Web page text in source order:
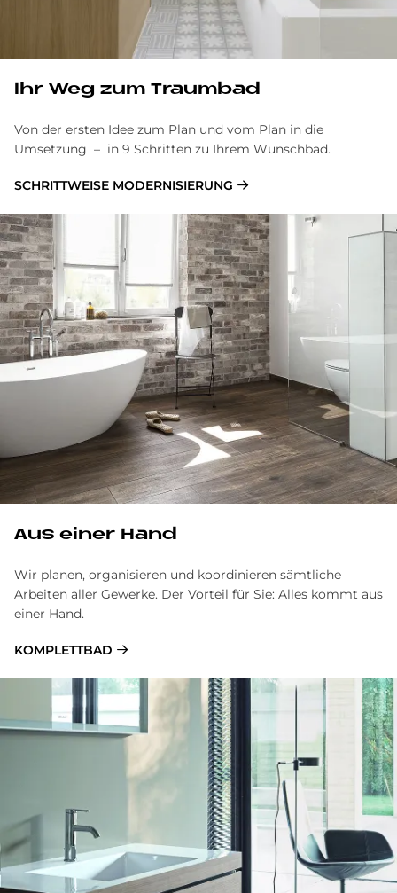
Ihr Weg zum Traum­bad
Von der ersten Idee zum Plan und vom Plan in die
Umsetzung – in 9 Schritten zu Ihrem Wunschbad.
SCHRITTWEISE MODERNISIERUNG
Aus ei­ner Hand
Wir planen, organisieren und koordinieren sämtliche
Arbeiten aller Gewerke. Der Vorteil für Sie: Alles kommt aus
einer Hand.
KOMPLETTBAD